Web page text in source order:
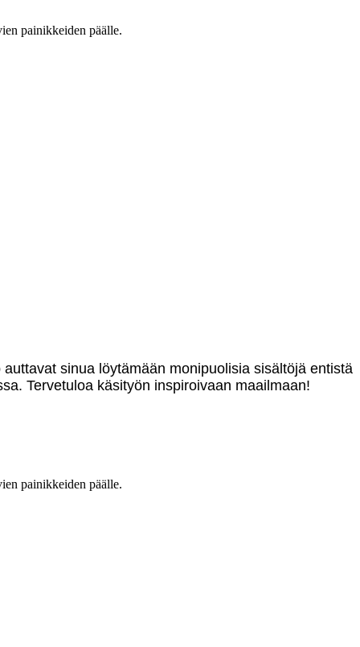
painikkeiden päälle.
sinua löytämään monipuolisia sisältöjä entistä
Tervetuloa käsityön inspiroivaan maailmaan!
painikkeiden päälle.